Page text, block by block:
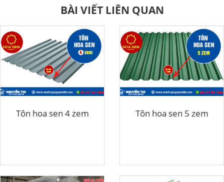
BÀI VIẾT LIÊN QUAN
Tôn hoa sen 4 zem Tôn hoa sen 5 zem